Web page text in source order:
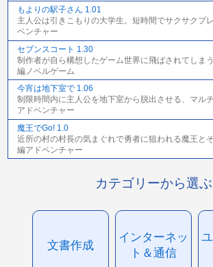
もよりの駅子さん 1.01
主人公は引きこもりの大学生。短時間でサクサクプ
ベンチャー
セブンスコート 1.30
制作者が自ら構想したゲーム世界に飛ばされてしま
編ノベルゲーム
今宵は地下室で 1.06
制限時間内に主人公を地下室から脱出させる、マル
アドベンチャー
魔王でGo! 1.0
近所の村の村長の気まぐれで勇者に狙われる魔王と
編アドベンチャー
カテゴリーから選ぶ
文書作成
インターネッ
ト＆通信